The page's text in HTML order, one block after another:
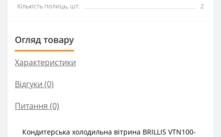
Кількість полиць, шт:
2
Огляд товару
Характеристики
Відгуки (0)
Питання (0)
Кондитерська холодильна вітрина BRILLIS VTN100-